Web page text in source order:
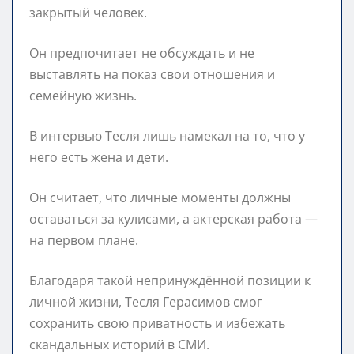
закрытый человек.
Он предпочитает не обсуждать и не
выставлять на показ свои отношения и
семейную жизнь.
В интервью Тесля лишь намекал на то, что у
него есть жена и дети.
Он считает, что личные моменты должны
оставаться за кулисами, а актерская работа —
на первом плане.
Благодаря такой непринуждённой позиции к
личной жизни, Тесля Герасимов смог
сохранить свою приватность и избежать
скандальных историй в СМИ.